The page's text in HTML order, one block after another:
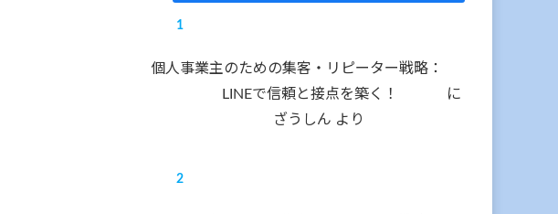
個人事業主のための集客・リピーター戦略：
LINEで信頼と接点を築く！
に
ざうしん より